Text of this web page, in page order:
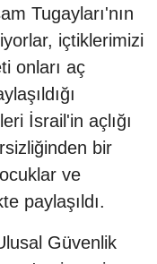
Tugayları'nın
içtiklerimizi
onları aç
İsrail'in açlığı
bir
ve
paylaşıldı.
Güvenlik